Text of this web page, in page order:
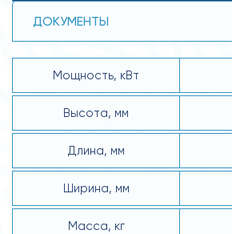
ДОКУМЕНТЫ
Мощность, кВт
Высота, мм
Длина, мм
Ширина, мм
Масса, кг